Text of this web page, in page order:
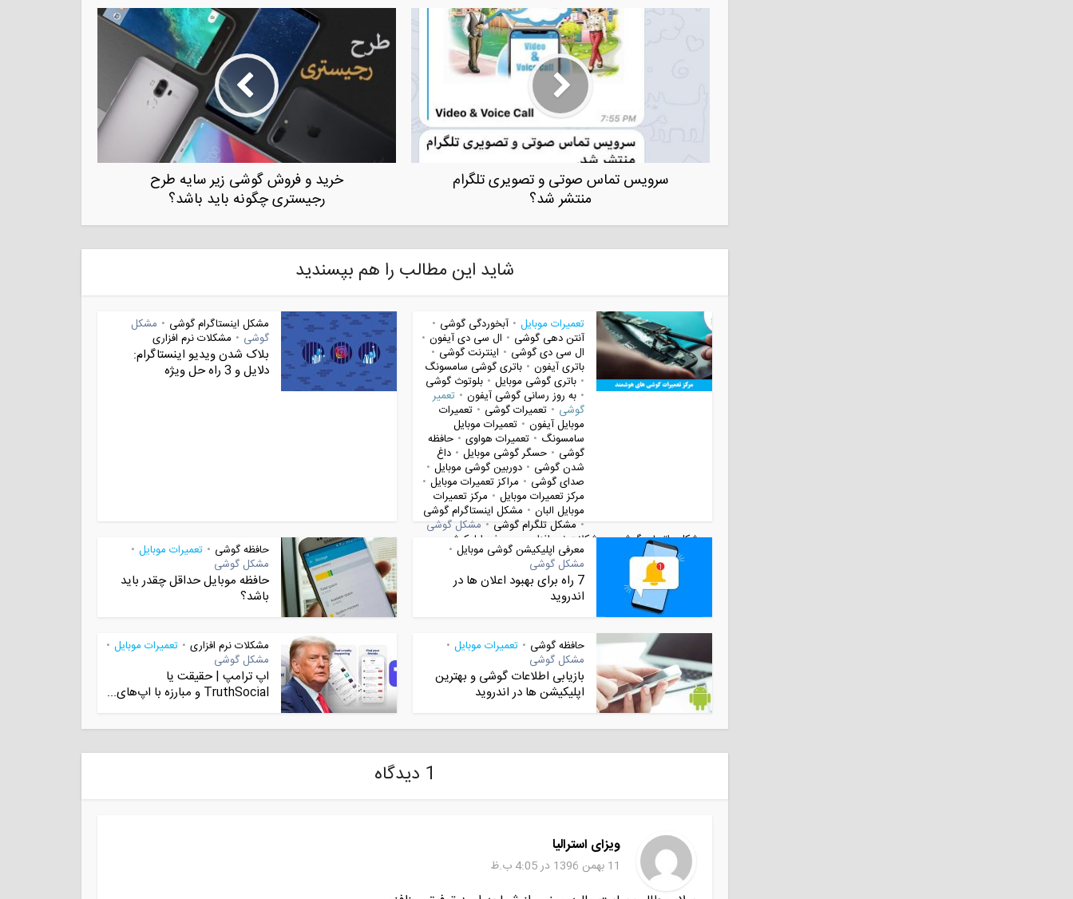
خرید و فروش گوشی زیر سایه طرح
رجیستری چگونه باید باشد؟
سرویس تماس صوتی و تصویری تلگرام
منتشر شد؟
شاید این مطالب را هم بپسندید
تعمیرات موبایل • آبخوردگی گوشی •
آنتن دهی گوشی • ال سی دی آیفون •
ال سی دی گوشی • اینترنت گوشی •
باتری آیفون • باتری گوشی سامسونگ
• باتری گوشی موبایل • بلوتوث گوشی
• به روز رسانی گوشی آیفون • تعمیر
گوشی • تعمیرات گوشی • تعمیرات
موبایل آیفون • تعمیرات موبایل
سامسونگ • تعمیرات هواوی • حافظه
گوشی • حسگر گوشی موبایل • داغ
شدن گوشی • دوربین گوشی موبایل •
صدای گوشی • مراکز تعمیرات موبایل •
مرکز تعمیرات موبایل • مرکز تعمیرات
موبایل البان • مشکل اینستاگرام گوشی
• مشکل تلگرام گوشی • مشکل گوشی
• مشکل واتساپ گوشی • مشکلات نرم افزاری
معرفی اپلیکیشن
گوشی موبایل • نمایندگی تعمیرات موبایل
تعمیرات موبایل | تعمیرات موبایل ۲۴ ساعته تهران + تعمیر...
مشکل اینستاگرام گوشی • مشکل
گوشی • مشکلات نرم افزاری
بلاک شدن ویدیو اینستاگرام:
دلایل و 3 راه حل ویژه
معرفی اپلیکیشن گوشی موبایل •
مشکل گوشی
7 راه برای بهبود اعلان ها در
اندروید
حافظه گوشی • تعمیرات موبایل •
مشکل گوشی
حافظه موبایل حداقل چقدر باید
باشد؟
حافظه گوشی • تعمیرات موبایل •
مشکل گوشی
بازیابی اطلاعات گوشی و بهترین
اپلیکیشن ها در اندروید
مشکلات نرم افزاری • تعمیرات موبایل •
مشکل گوشی
اپ ترامپ | حقیقت یا
TruthSocial و مبارزه با اپ‌های...
1 دیدگاه
ویزای استرالیا
11 بهمن 1396 در 4:05 ب.ظ